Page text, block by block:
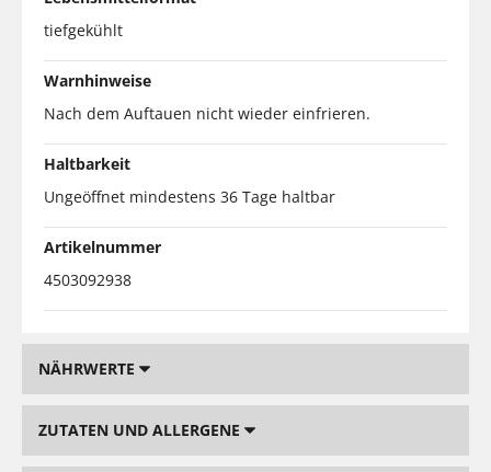
tiefgekühlt
Warnhinweise
Nach dem Auftauen nicht wieder einfrieren.
Haltbarkeit
Ungeöffnet mindestens 36 Tage haltbar
Artikelnummer
4503092938
NÄHRWERTE
ZUTATEN UND ALLERGENE